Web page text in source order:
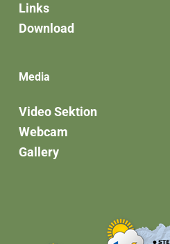
Links
Download
Media
Video Sektion
Webcam
Gallery